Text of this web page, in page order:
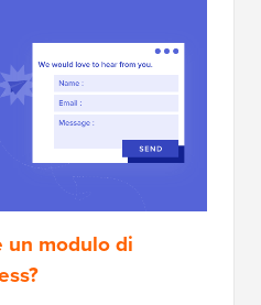
un modulo di